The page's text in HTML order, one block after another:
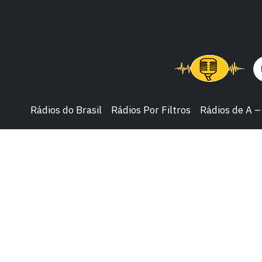
Rádios do Brasil Rádios Por Filtros Rádios de A